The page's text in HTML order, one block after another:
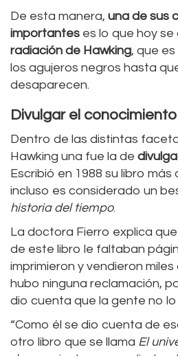
De esta manera, una de sus
importantes es lo que hoy
radiación de Hawking, que
los agujeros negros hasta
desaparecen.
Divulgar el
Dentro de las distintas
Hawking una fue la de
Escribió en 1988 su libro
incluso es considerado un
historia del tiempo.
La doctora Fierro explica
de este libro le faltaban
imprimieron y vendieron
hubo ninguna reclamación,
dio cuenta que la gente no
“Como él se dio cuenta de
otro libro que se llama El